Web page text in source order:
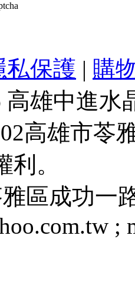
私保護 | 購
高雄中進水
高雄市苓
。
區成功一
;